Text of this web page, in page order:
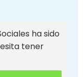
ha sido
tener